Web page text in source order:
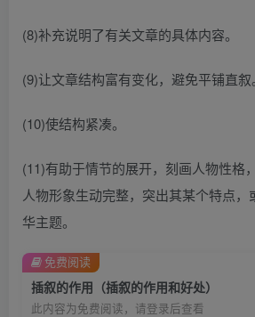
(8)补充说明了有关文章的具体内容。
(9)让文章结构富有变化，避免平铺直叙。
(10)使结构紧凑。
(11)有助于情节的展开，刻画人物性格
人物形象生动完整，突出其某个特点，
华主题。
插叙的作用（插叙的作用和好处）
此内容为免费阅读，请登录后查看
免费阅读